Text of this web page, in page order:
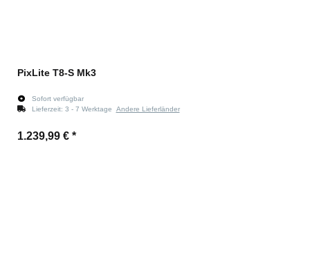
PixLite T8-S Mk3
Sofort verfügbar
Lieferzeit: 3 - 7 Werktage Andere Lieferländer
1.239,99 € *